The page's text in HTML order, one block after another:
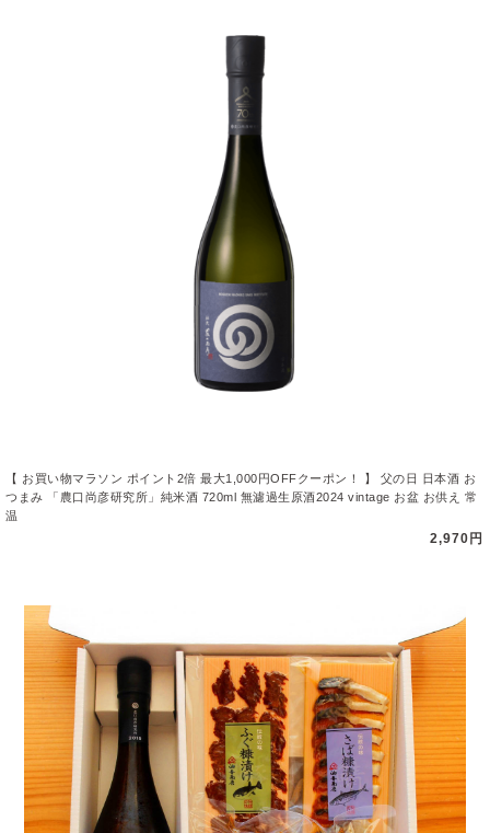
【 お買い物マラソン ポイント2倍 最大1,000円OFFクーポン！ 】 父の日 日本酒 お
つまみ 「農口尚彦研究所」純米酒 720ml 無濾過生原酒2024 vintage お盆 お供え 常
温
2,970円